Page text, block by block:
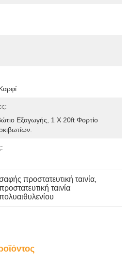
Εξαγωγής, 1 X 20ft Φορτίο
προστατευτική ταινία,
ταινία